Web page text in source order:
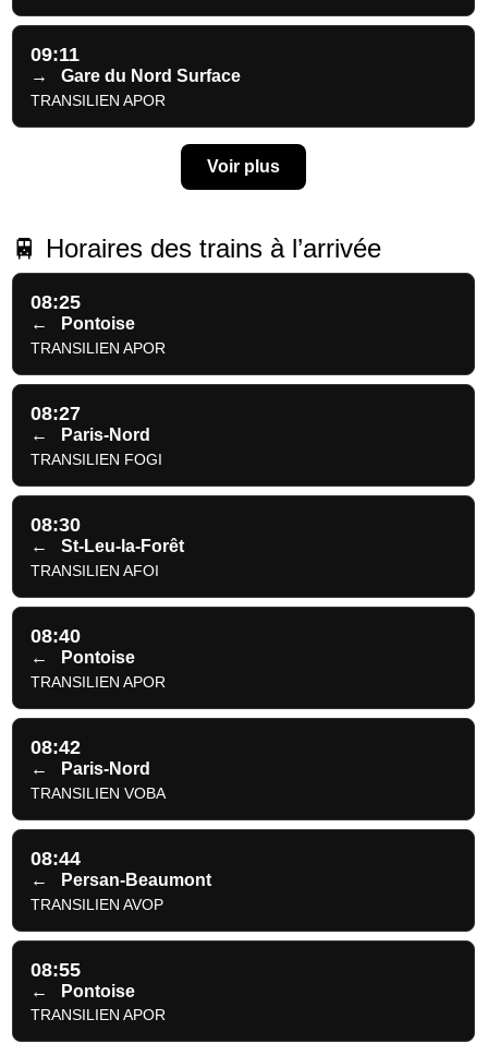
09:11
→ Gare du Nord Surface
TRANSILIEN APOR
Voir plus
🚆 Horaires des trains à l’arrivée
08:25
← Pontoise
TRANSILIEN APOR
08:27
← Paris-Nord
TRANSILIEN FOGI
08:30
← St-Leu-la-Forêt
TRANSILIEN AFOI
08:40
← Pontoise
TRANSILIEN APOR
08:42
← Paris-Nord
TRANSILIEN VOBA
08:44
← Persan-Beaumont
TRANSILIEN AVOP
08:55
← Pontoise
TRANSILIEN APOR